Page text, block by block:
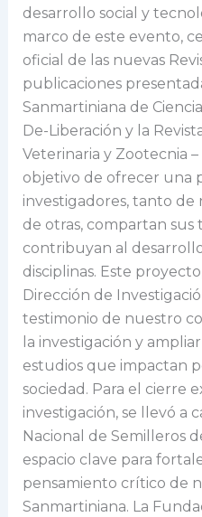
desarrollo social y
marco de este evento,
oficial de las nuevas
publicaciones
Sanmartiniana de
De-Liberación y la
Veterinaria y Zootecnia –
objetivo de ofrecer una
investigadores, tanto
de otras, compartan sus
contribuyan al
disciplinas. Este
Dirección de
testimonio de nuestro
la investigación y
estudios que impactan
sociedad. Para el cierre
investigación, se llevó a
Nacional de Semilleros
espacio clave para
pensamiento crítico de
Sanmartiniana. La